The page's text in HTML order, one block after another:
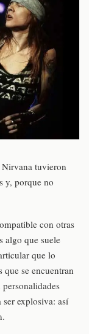
tuvieron
y, porque no
con otras
algo que suele
que lo
se encuentran
ser explosiva: así